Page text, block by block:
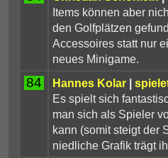
Items können aber
den Golfplätzen
Accessoires statt nur
neues Minigame.
84 Hannes Kolar|
Es spielt sich
man sich als Spieler
kann (somit steigt der
niedliche Grafik trägt